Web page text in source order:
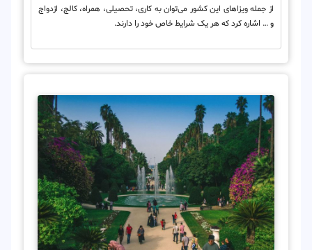
از جمله ویزاهای این کشور می‌توان به کاری، تحصیلی، همراه، کالج، ازدواج
و … اشاره کرد که هر یک شرایط خاص خود را دارند.